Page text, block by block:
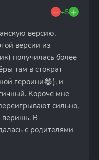
+5
версию,
версии из
получилась более
там в стократ
героини😂), и
Короче мне
сильно,
веришь. В
с родителями